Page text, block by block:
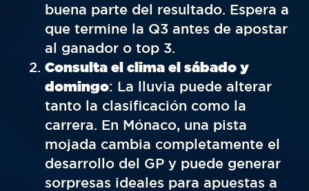
buena parte del resultado. Espera a
que termine la Q3 antes de apostar
al ganador o top 3.
Consulta el clima el sábado y
domingo: La lluvia puede alterar
tanto la clasificación como la
carrera. En Mónaco, una pista
mojada cambia completamente el
desarrollo del GP y puede generar
sorpresas ideales para apuestas a